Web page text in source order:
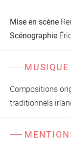
Mise en scène
Scénographie
MUSIQUE
Compositions
traditionnels